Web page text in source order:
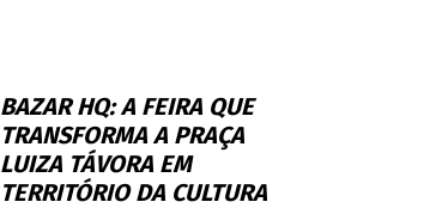
BAZAR HQ: A FEIRA QUE
TRANSFORMA A PRAÇA
LUIZA TÁVORA EM
TERRITÓRIO DA CULTURA